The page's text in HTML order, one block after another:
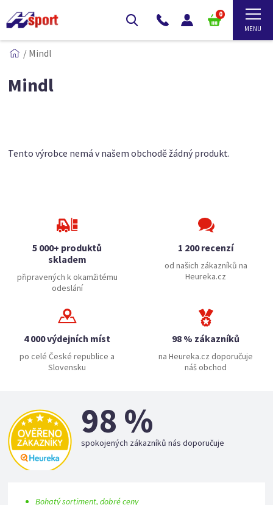
0
/ Mindl
Mindl
Tento výrobce nemá v našem obchodě žádný produkt.
5 000+ produktů
skladem
připravených k okamžitému
odeslání
1 200 recenzí
od našich zákazníků na
Heureka.cz
4 000 výdejních míst
po celé České republice a
Slovensku
98 % zákazníků
na Heureka.cz doporučuje
náš obchod
98 %
spokojených zákazníků nás doporučuje
Bohatý sortiment, dobré ceny